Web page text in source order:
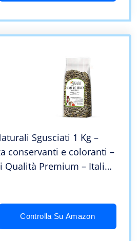
Sgusciati 1 Kg –
conservanti e coloranti –
Qualità Premium – Italia
Controlla Su Amazon